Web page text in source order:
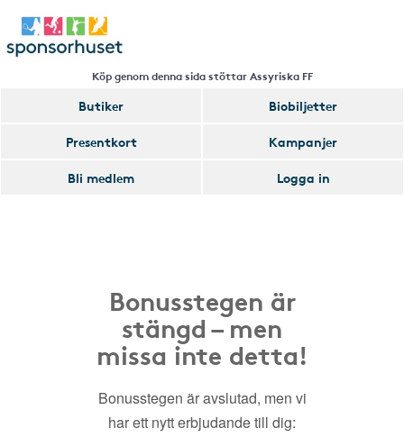
Köp genom denna sida stöttar Assyriska FF
Butiker
Biobiljetter
Presentkort
Kampanjer
Bli medlem
Logga in
Bonusstegen är
stängd – men
missa inte detta!
Bonusstegen är avslutad, men vi
har ett nytt erbjudande till dig: